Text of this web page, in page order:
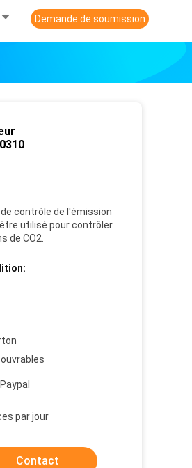
Demande de soumission
contrôle de l'émission
utilisé pour contrôler
de CO2.
par jour
Contact